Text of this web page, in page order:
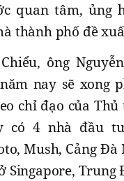
quan tâm, ủng
thành phố đề
ông
nay sẽ xong
chỉ đạo của
có 4 nhà đầu
Mush, Cảng Đà
Singapore, Trung